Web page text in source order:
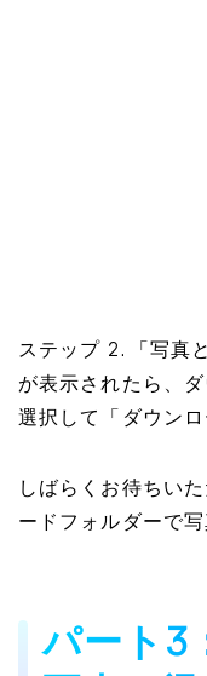
ステップ 2. 「写真
が表示されたら、
選択して「ダウン
しばらくお待ちい
ードフォルダーで
パート3